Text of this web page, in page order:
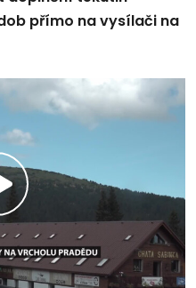
přímo na vysílači na